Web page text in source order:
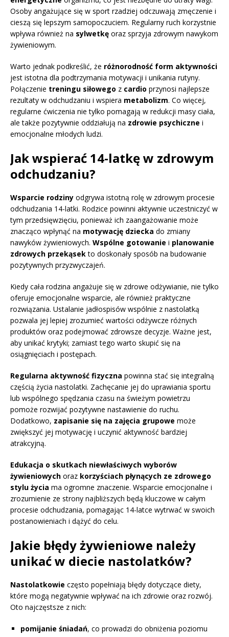
Osoby angażujące się w sport rzadziej odczuwają zmęczenie i
cieszą się lepszym samopoczuciem. Regularny ruch korzystnie
wpływa również na sylwetkę oraz sprzyja zdrowym nawykom
żywieniowym.
Warto jednak podkreślić, że różnorodność form aktywności
jest istotna dla podtrzymania motywacji i unikania rutyny.
Połączenie treningu siłowego z cardio przynosi najlepsze
rezultaty w odchudzaniu i wspiera metabolizm. Co więcej,
regularne ćwiczenia nie tylko pomagają w redukcji masy ciała,
ale także pozytywnie oddziałują na zdrowie psychiczne i
emocjonalne młodych ludzi.
Jak wspierać 14-latkę w zdrowym
odchudzaniu?
Wsparcie rodziny odgrywa istotną rolę w zdrowym procesie
odchudzania 14-latki. Rodzice powinni aktywnie uczestniczyć w
tym przedsięwzięciu, ponieważ ich zaangażowanie może
znacząco wpłynąć na motywację dziecka do zmiany
nawyków żywieniowych. Wspólne gotowanie i planowanie
zdrowych przekąsekto doskonały sposób na budowanie
pozytywnych przyzwyczajeń.
Kiedy cała rodzina angażuje się w zdrowe odżywianie, nie tylko
oferuje emocjonalne wsparcie, ale również praktyczne
rozwiązania. Ustalanie jadłospisów wspólnie z nastolatką
pozwala jej lepiej zrozumieć wartości odżywcze różnych
produktów oraz podejmować zdrowsze decyzje. Ważne jest,
aby unikać krytyki; zamiast tego warto skupić się na
osiągnięciach i postępach.
Regularna aktywność fizyczna powinna stać się integralną
częścią życia nastolatki. Zachęcanie jej do uprawiania sportu
lub wspólnego spędzania czasu na świeżym powietrzu
pomoże rozwijać pozytywne nastawienie do ruchu.
Dodatkowo, zapisanie się na zajęcia grupowe może
zwiększyć jej motywację i uczynić aktywność bardziej
atrakcyjną.
Edukacja o skutkach niewłaściwych wyborów
żywieniowych oraz korzyściach płynących ze zdrowego
stylu życia ma ogromne znaczenie. Wsparcie emocjonalne i
zrozumienie ze strony najbliższych będą kluczowe w całym
procesie odchudzania, pomagając 14-latce wytrwać w swoich
postanowieniach i dążyć do celu.
Jakie błędy żywieniowe należy
unikać w diecie nastolatków?
Nastolatkowie często popełniają błędy dotyczące diety,
które mogą negatywnie wpływać na ich zdrowie oraz rozwój.
Oto najczęstsze z nich:
pomijanie śniadań, co prowadzi do obniżenia poziomu